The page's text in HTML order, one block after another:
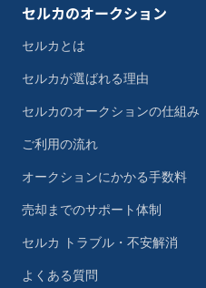
セルカのオークション
セルカとは
セルカが選ばれる理由
セルカのオークションの仕組み
ご利用の流れ
オークションにかかる手数料
売却までのサポート体制
セルカ トラブル・不安解消
よくある質問